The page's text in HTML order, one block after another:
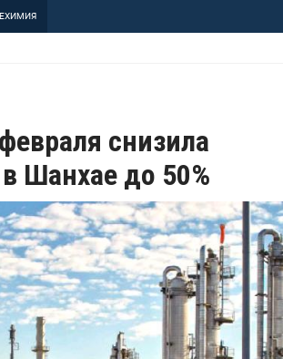
снизила
Шанхае до 50%